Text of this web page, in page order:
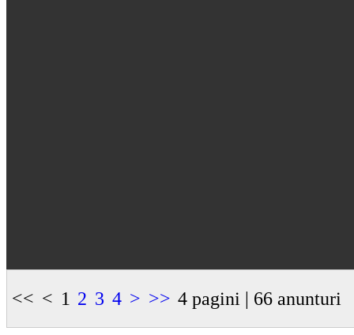
<< < 1 2 3 4 > >> 4 pagini | 66 anunturi